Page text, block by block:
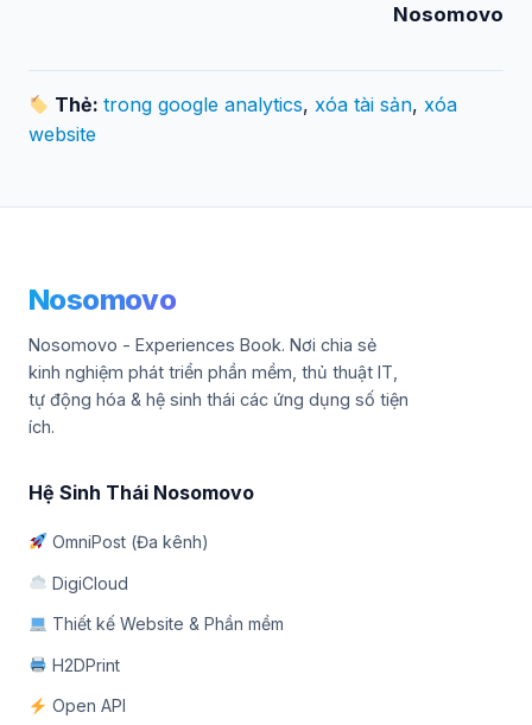
Nosomovo
Thẻ:trong google analytics, xóa tài sản, xóa
website
Nosomovo
Nosomovo - Experiences Book. Nơi chia sẻ
kinh nghiệm phát triển phần mềm, thủ thuật IT,
tự động hóa & hệ sinh thái các ứng dụng số tiện
ích.
Hệ Sinh Thái Nosomovo
OmniPost (Đa kênh)
DigiCloud
Thiết kế Website & Phần mềm
H2DPrint
Open API